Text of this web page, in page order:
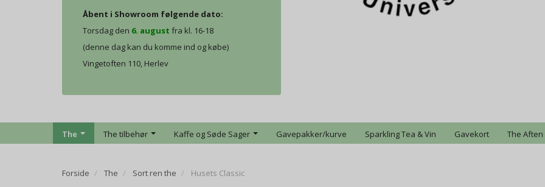
Åbent i Showroom følgende dato:
Torsdag den 6. august fra kl. 16-18
(denne dag kan du komme ind og købe)
Vingetoften 110, Herlev
The The tilbehør Kaffe og Søde Sager Gavepakker/kurve Sparkling Tea & Vin Gavekort The Aften
Forside The Sort ren the Husets Classic